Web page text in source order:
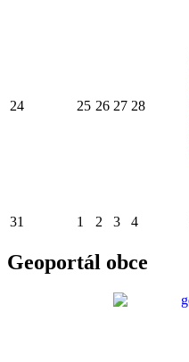
24 25 26 27 28
31
1 2 3 4
Geoportál obce